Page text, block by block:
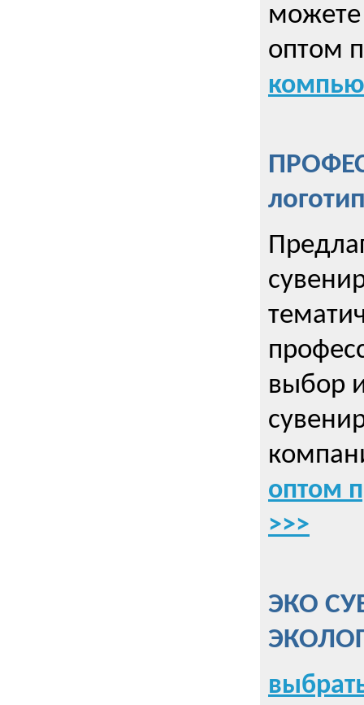
можете
оптом
выбор
оптом
>>>
ЭКО